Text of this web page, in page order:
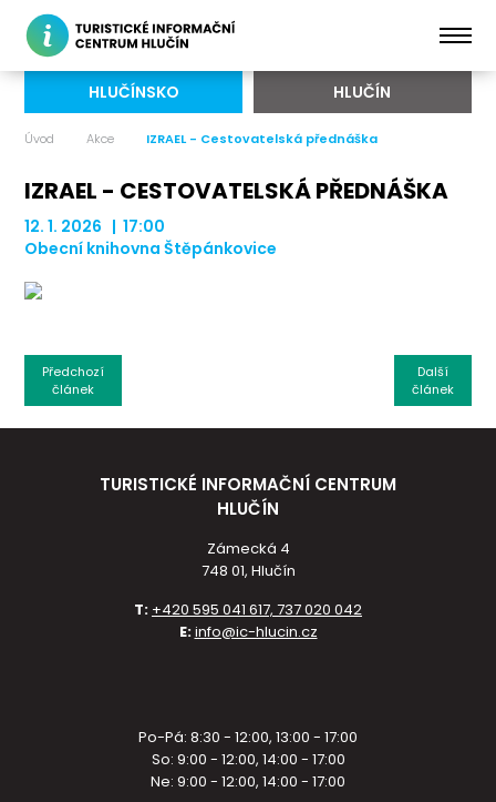
HLUČÍNSKO HLUČÍN
Úvod Akce IZRAEL - Cestovatelská přednáška
IZRAEL - CESTOVATELSKÁ PŘEDNÁŠKA
12. 1. 2026 | 17:00
Obecní knihovna Štěpánkovice
Další
článek
Předchozí
článek
TURISTICKÉ INFORMAČNÍ CENTRUM
HLUČÍN
Zámecká 4
748 01, Hlučín
T: +420 595 041 617, 737 020 042
E:info@ic-hlucin.cz
Po-Pá: 8:30 - 12:00, 13:00 - 17:00
So: 9:00 - 12:00, 14:00 - 17:00
Ne: 9:00 - 12:00, 14:00 - 17:00